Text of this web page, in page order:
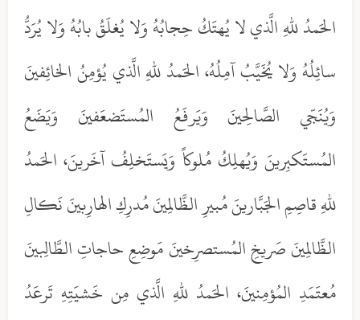
الحَمدُ للهِ الَّذي لا يُهتَكُ حِجابُهُ وَلا يُغلَقُ بابُهُ وَلا يُرَدُّ
سائِلُهُ وَلا يُخَيَّبُ آمِلُهُ، الحَمدُ للهِ الَّذي يُؤمِنُ الخائِفينَ
وَيُنَجّي الصَّالِحينَ وَيَرفَعُ المُستَضعَفينَ وَيَضَعُ
المُستَكبِرينَ وَيُهلِكُ مُلوكاً وَيَستَخلِفُ آخَرينَ، الحَمدُ
للهِ قاصِمِ الجَبَّارينَ مُبيرِ الظَّالِمينَ مُدرِكِ الهارِبينَ نَكالِ
الظَّالِمينَ صَريخِ المُستصرِخينَ مَوضِعِ حاجاتِ الطَّالِبينَ
مُعتَمَدِ المُؤمِنينَ، الحَمدُ للهِ الَّذي مِن خَشيَتِهِ تَرعَدُ